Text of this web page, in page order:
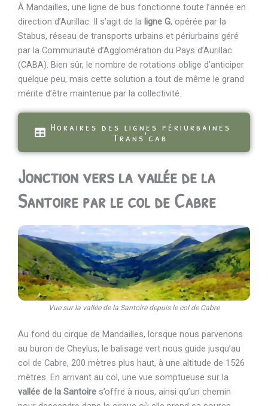
À Mandailles, une ligne de bus fonctionne toute l’année en
direction d’Aurillac. Il s’agit de la ligne G, opérée par la
Stabus, réseau de transports urbains et périurbains géré
par la Communauté d’Agglomération du Pays d’Aurillac
(CABA). Bien sûr, le nombre de rotations oblige d’anticiper
quelque peu, mais cette solution a tout de même le grand
mérite d’être maintenue par la collectivité.
Horaires des lignes périurbaines
Trans'cab
Jonction vers la vallée de la
Santoire par le col de Cabre
Vue sur la vallée de la Santoire depuis le col de Cabre
Au fond du cirque de Mandailles, lorsque nous parvenons
au buron de Cheylus, le balisage vert nous guide jusqu’au
col de Cabre, 200 mètres plus haut, à une altitude de 1526
mètres. En arrivant au col, une vue somptueuse sur la
vallée de la Santoire s’offre à nous, ainsi qu’un chemin